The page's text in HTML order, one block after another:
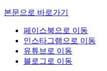
본문으로 바로가기
페이스북으로 이동
인스타그램으로 이동
유튜브로 이동
블로그로 이동